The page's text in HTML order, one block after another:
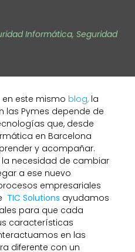
Informática,Seguridad
este mismo blog,la
las Pymes depende de
que, desde
en Barcelona
y acompañar.
la necesidad de cambiar
a ese nuevo
empresariales
TIC Solutions ayudamos
para que cada
características
en las
diferente con un